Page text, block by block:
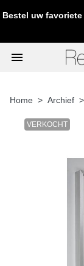
Bestel uw
menu
Home Archief
VERKOCHT